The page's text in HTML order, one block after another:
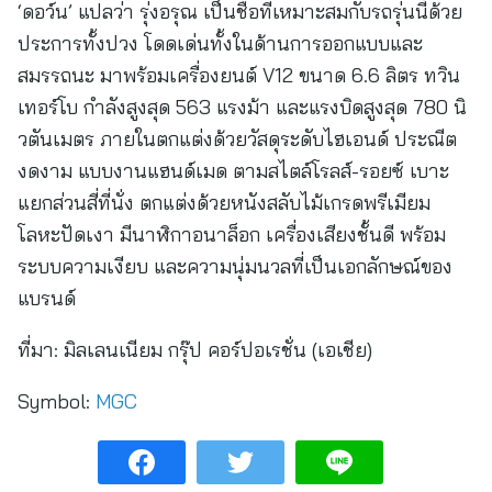
‘ดอว์น’ แปลว่า รุ่งอรุณ เป็นชื่อที่เหมาะสมกับรถรุ่นนี้ด้วย
ประการทั้งปวง โดดเด่นทั้งในด้านการออกแบบและ
สมรรถนะ มาพร้อมเครื่องยนต์ V12 ขนาด 6.6 ลิตร ทวิน
เทอร์โบ กำลังสูงสุด 563 แรงม้า และแรงบิดสูงสุด 780 นิ
วตันเมตร ภายในตกแต่งด้วยวัสดุระดับไฮเอนด์ ประณีต
งดงาม แบบงานแฮนด์เมด ตามสไตล์โรลส์-รอยซ์ เบาะ
แยกส่วนสี่ที่นั่ง ตกแต่งด้วยหนังสลับไม้เกรดพรีเมียม
โลหะปัดเงา มีนาฬิกาอนาล็อก เครื่องเสียงชั้นดี พร้อม
ระบบความเงียบ และความนุ่มนวลที่เป็นเอกลักษณ์ของ
แบรนด์
ที่มา: มิลเลนเนียม กรุ๊ป คอร์ปอเรชั่น (เอเชีย)
Symbol: MGC